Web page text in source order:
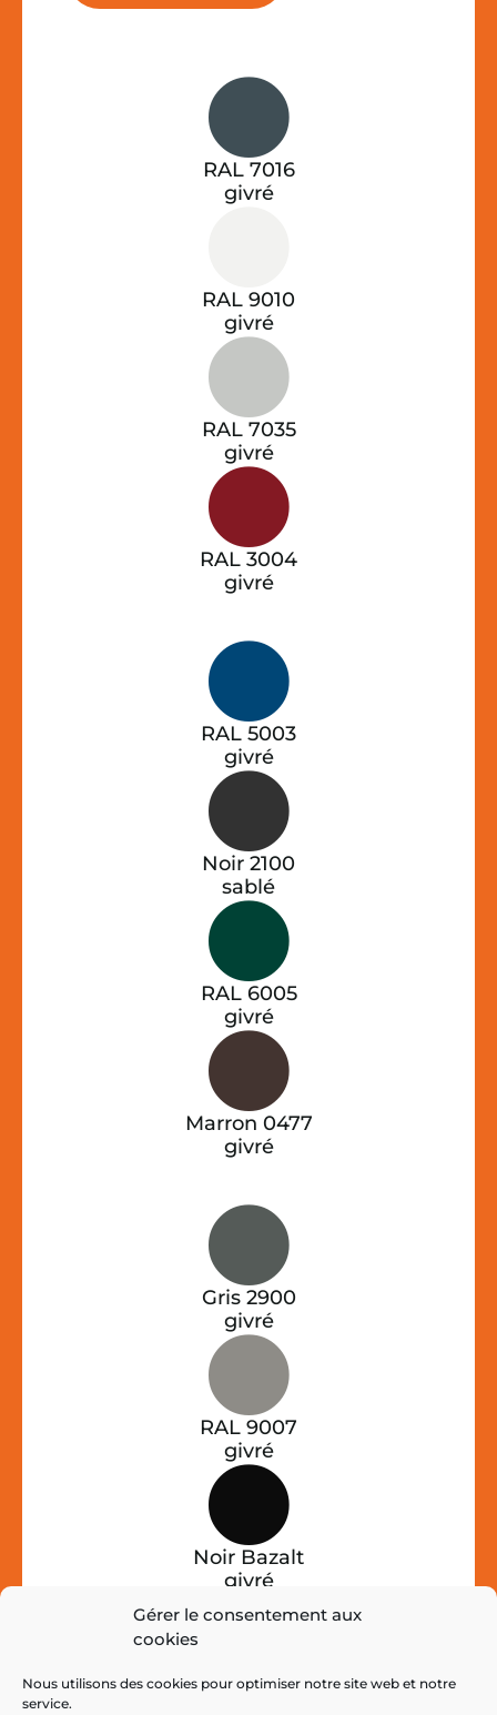
Gérer le consentement aux
cookies
Nous utilisons des cookies pour optimiser notre site web et notre
service.
RAL 7016
givré
RAL 9010
givré
RAL 7035
givré
RAL 3004
givré
RAL 5003
givré
Noir 2100
sablé
RAL 6005
givré
Marron 0477
givré
Gris 2900
givré
RAL 9007
givré
Noir Bazalt
givré
RAL 7039 givré